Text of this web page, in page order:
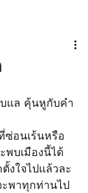
แล คุ้นหูกับคำ
อนเร้นหรือ
พบเมืองนี้ได้
งใจไปแล้วละ
ะพาทุกท่านไป